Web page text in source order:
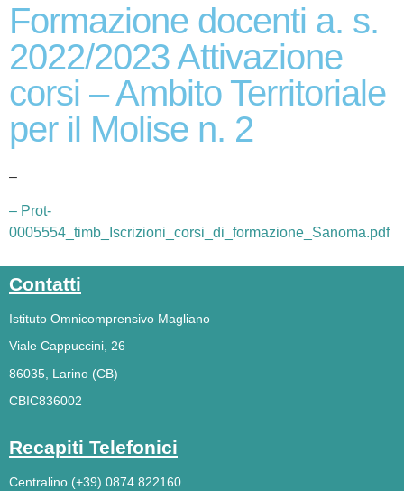
Formazione docenti a. s.
2022/2023 Attivazione
corsi – Ambito Territoriale
per il Molise n. 2
–
– Prot-
0005554_timb_Iscrizioni_corsi_di_formazione_Sanoma.pdf
Contatti
Istituto Omnicomprensivo Magliano
Viale Cappuccini, 26
86035, Larino (CB)
CBIC836002
Recapiti Telefonici
Centralino (+39) 0874 822160